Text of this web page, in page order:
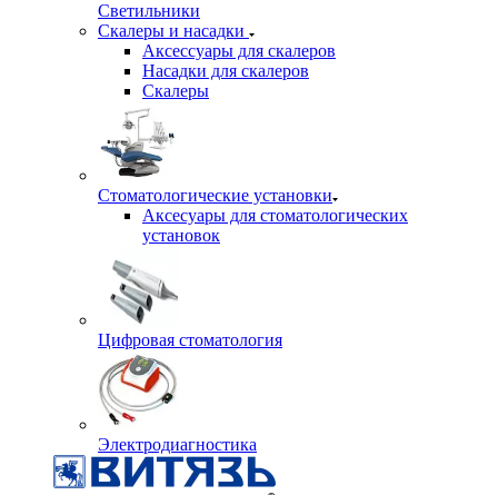
Светильники
Скалеры и насадки
Аксессуары для скалеров
Насадки для скалеров
Скалеры
Стоматологические установки
Аксесуары для стоматологических
установок
Цифровая стоматология
Электродиагностика